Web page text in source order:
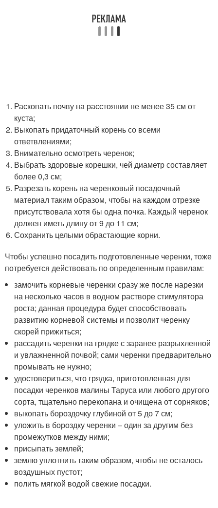
Раскопать почву на расстоянии не менее 35 см от
куста;
Выкопать придаточный корень со всеми
ответвлениями;
Внимательно осмотреть черенок;
Выбрать здоровые корешки, чей диаметр составляет
более 0,3 см;
Разрезать корень на черенковый посадочный
материал таким образом, чтобы на каждом отрезке
присутствовала хотя бы одна почка. Каждый черенок
должен иметь длину от 9 до 11 см;
Сохранить целыми обрастающие корни.
Чтобы успешно посадить подготовленные черенки, тоже
потребуется действовать по определенным правилам:
замочить корневые черенки сразу же после нарезки
на несколько часов в водном растворе стимулятора
роста; данная процедура будет способствовать
развитию корневой системы и позволит черенку
скорей прижиться;
рассадить черенки на грядке с заранее разрыхленной
и увлажненной почвой; сами черенки предварительно
промывать не нужно;
удостовериться, что грядка, приготовленная для
посадки черенков малины Таруса или любого другого
сорта, тщательно перекопана и очищена от сорняков;
выкопать бороздочку глубиной от 5 до 7 см;
уложить в бороздку черенки – один за другим без
промежутков между ними;
присыпать землей;
землю уплотнить таким образом, чтобы не осталось
воздушных пустот;
полить мягкой водой свежие посадки.